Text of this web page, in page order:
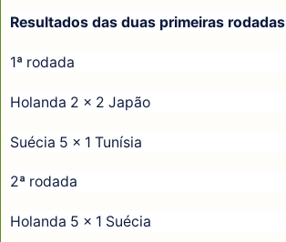
Resultados das duas primeiras rodadas
1ª rodada
Holanda 2 x 2 Japão
Suécia 5 x 1 Tunísia
2ª rodada
Holanda 5 x 1 Suécia